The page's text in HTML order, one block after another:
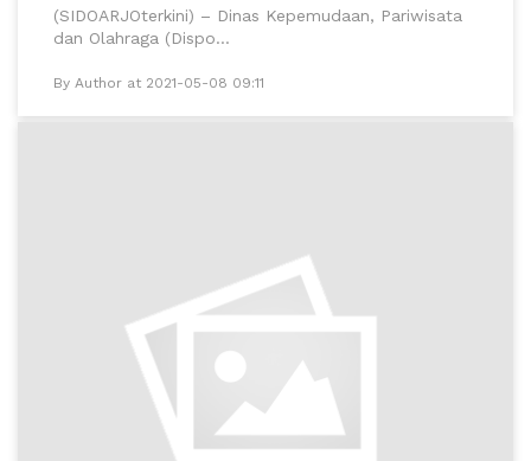
(SIDOARJOterkini) – Dinas Kepemudaan, Pariwisata
dan Olahraga (Dispo...
By Author at 2021-05-08 09:11